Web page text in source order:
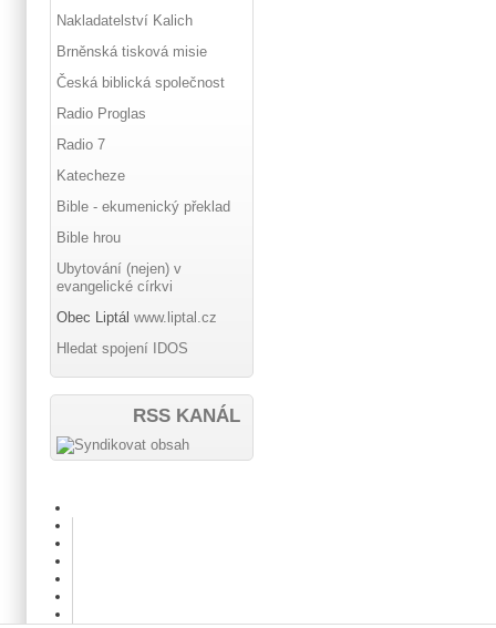
Nakladatelství Kalich
Brněnská tisková misie
Česká biblická společnost
Radio Proglas
Radio 7
Katecheze
Bible - ekumenický překlad
Bible hrou
Ubytování (nejen) v
evangelické církvi
Obec Liptál www.liptal.cz
Hledat spojení IDOS
RSS KANÁL